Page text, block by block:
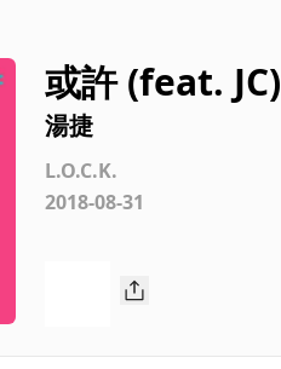
或許 (feat. JC)
湯捷
L.O.C.K.
2018-08-31